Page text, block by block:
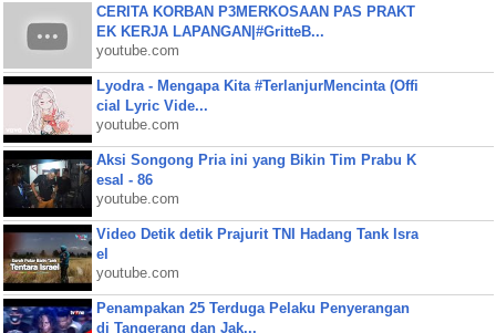
CERITA KORBAN P3MERKOSAAN PAS PRAKT
EK KERJA LAPANGAN|#GritteB...
youtube.com
Lyodra - Mengapa Kita #TerlanjurMencinta (Offi
cial Lyric Vide...
youtube.com
Aksi Songong Pria ini yang Bikin Tim Prabu K
esal - 86
youtube.com
Video Detik detik Prajurit TNI Hadang Tank Isra
el
youtube.com
Penampakan 25 Terduga Pelaku Penyerangan
di Tangerang dan Jak...